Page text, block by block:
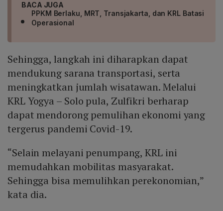
BACA JUGA
PPKM Berlaku, MRT, Transjakarta, dan KRL Batasi
Operasional
Sehingga, langkah ini diharapkan dapat
mendukung sarana transportasi, serta
meningkatkan jumlah wisatawan. Melalui
KRL Yogya – Solo pula, Zulfikri berharap
dapat mendorong pemulihan ekonomi yang
tergerus pandemi Covid-19.
“Selain melayani penumpang, KRL ini
memudahkan mobilitas masyarakat.
Sehingga bisa memulihkan perekonomian,”
kata dia.